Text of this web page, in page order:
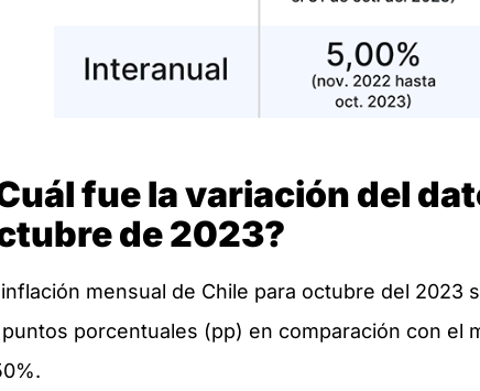
fue la variación del
de 2023?
inflación mensual de Chile para octubre del
puntos porcentuales (pp) en comparación con